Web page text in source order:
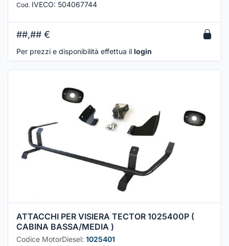
Cod. IVECO: 504067744
##,## €
Per prezzi e disponibilità effettua il login
ATTACCHI PER VISIERA TECTOR 1025400P (
CABINA BASSA/MEDIA )
Codice MotorDiesel: 1025401